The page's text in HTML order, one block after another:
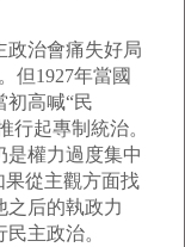
治會痛失好局
但1927年當國
初高喊“民
行起專制統治。
是權力過度集中
果從主觀方面找
之后的執政力
主政治。